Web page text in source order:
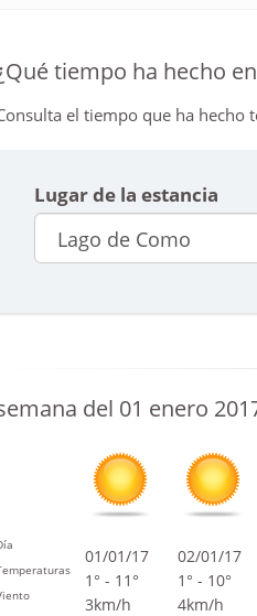
tiempo ha hecho
el tiempo que ha hecho
Lugar de la estancia
del 01 enero
01/01/17
1° - 11°
3km/h
02/01/17
1° - 10°
4km/h